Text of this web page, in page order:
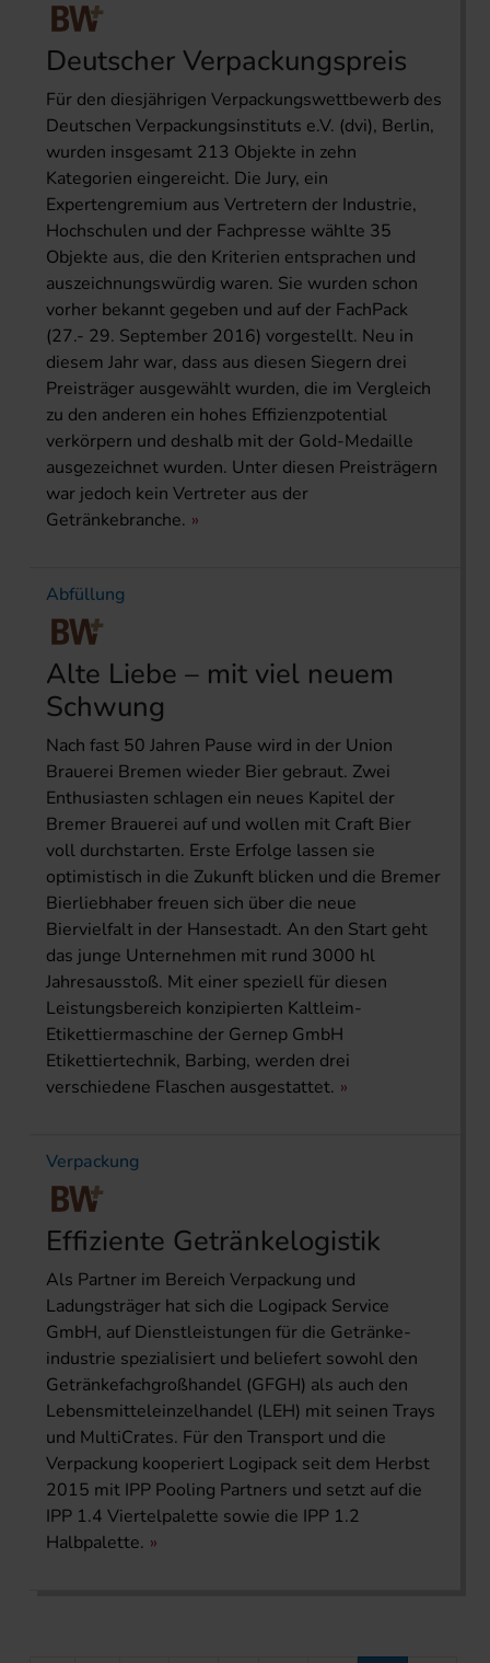
Deutscher Verpackungspreis
Für den diesjährigen Verpackungswettbewerb des
Deutschen Verpackungsinstituts e.V. (dvi), Berlin,
wurden insgesamt 213 Objekte in zehn
Kategorien eingereicht. Die Jury, ein
Expertengremium aus Vertretern der Industrie,
Hochschulen und der Fachpresse wählte 35
Objekte aus, die den Kriterien entsprachen und
auszeichnungswürdig waren. Sie wurden schon
vorher bekannt gegeben und auf der FachPack
(27.- 29. September 2016) vorgestellt. Neu in
diesem Jahr war, dass aus diesen Siegern drei
Preisträger ausgewählt wurden, die im Vergleich
zu den anderen ein hohes Effizienzpotential
verkörpern und deshalb mit der Gold-Medaille
ausgezeichnet wurden. Unter diesen Preisträgern
war jedoch kein Vertreter aus der
Getränkebranche.
Abfüllung
Alte Liebe – mit viel neuem
Schwung
Nach fast 50 Jahren Pause wird in der Union
Brauerei Bremen wieder Bier gebraut. Zwei
Enthusiasten schlagen ein neues Kapitel der
Bremer Brauerei auf und wollen mit Craft Bier
voll durchstarten. Erste Erfolge lassen sie
optimistisch in die Zukunft blicken und die Bremer
Bierliebhaber freuen sich über die neue
Biervielfalt in der Hansestadt. An den Start geht
das junge Unternehmen mit rund 3000 hl
Jahresausstoß. Mit einer speziell für diesen
Leistungsbereich konzipierten Kaltleim-
Etikettiermaschine der Gernep GmbH
Etikettiertechnik, Barbing, werden drei
verschiedene Flaschen ausgestattet.
Verpackung
Effiziente Getränkelogistik
Als Partner im Bereich Verpackung und
Ladungsträger hat sich die Logipack Service
GmbH, auf Dienstleistungen für die Getränke­
industrie spezialisiert und beliefert sowohl den
Getränkefachgroßhandel (GFGH) als auch den
Lebensmitteleinzelhandel (LEH) mit seinen Trays
und MultiCrates. Für den Transport und die
Verpackung kooperiert Logipack seit dem Herbst
2015 mit IPP Pooling Partners und setzt auf die
IPP 1.4 Viertelpalette sowie die IPP 1.2
Halbpalette.